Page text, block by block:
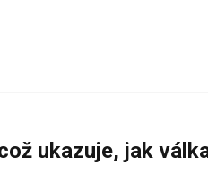
ukazuje, jak